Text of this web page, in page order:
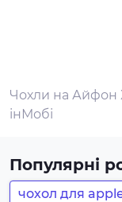
Чохли на Айфон
інМобі
Популярні
чохол для